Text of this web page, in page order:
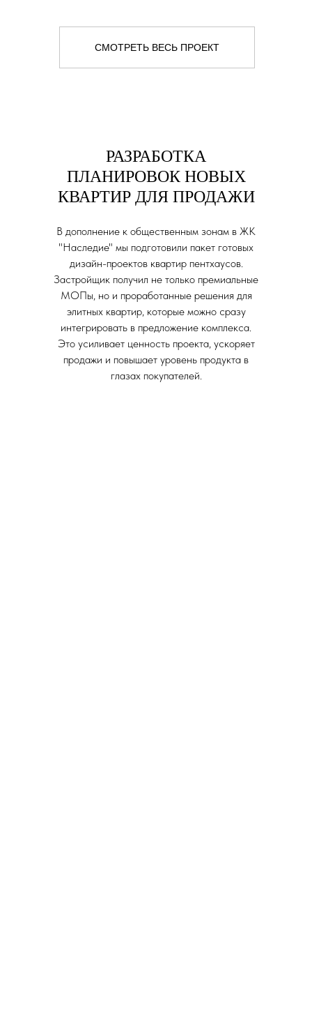
СМОТРЕТЬ ВЕСЬ ПРОЕКТ
РАЗРАБОТКА
ПЛАНИРОВОК НОВЫХ
КВАРТИР ДЛЯ ПРОДАЖИ
В дополнение к общественным зонам в ЖК
"Наследие" мы подготовили пакет готовых
дизайн-проектов квартир пентхаусов.
Застройщик получил не только премиальные
МОПы, но и проработанные решения для
элитных квартир, которые можно сразу
интегрировать в предложение комплекса.
Это усиливает ценность проекта, ускоряет
продажи и повышает уровень продукта в
глазах покупателей.